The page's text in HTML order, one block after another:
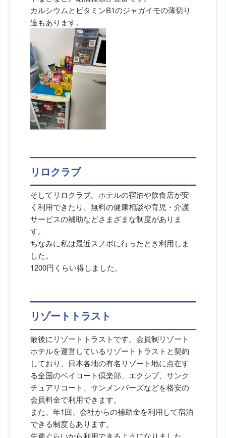
カルシウムとビタミンB1のジャガイモの薄切り
達もあります。
リロクラブ
そしてリロクラブ。ホテルの宿泊や飲食店が安
く利用できたり、無料の健康相談や育児・介護
サービスの補助などさまざまな制度がありま
す。
ちなみに私は最近スノボに行ったとき利用しま
した。
1200円くらい得しました。
リゾートトラスト
最後にリゾートトラストです。会員制リゾート
ホテルを運営しているリゾートトラストと契約
しており、日本各地の有名リゾート地に点在す
る全国のベイコート倶楽部、エクシブ、サンク
チュアリコート、サンメンバーズなどを格安の
会員料金で利用できます。
また、年1回、会社からの補助金を利用して宿泊
できる制度もあります。
先週ぐらいから利用できるようになりました。